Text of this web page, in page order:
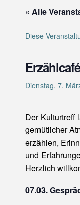
« Alle
Diese
Dienstag, 7.
Der Kulturtreff
gemütlicher
erzählen,
und
Herzlich
07.03.